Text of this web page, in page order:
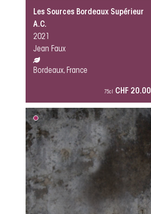
Les Sources Bordeaux Supérieur
A.C.
2021
Jean Faux
Bordeaux, France
75cl CHF 20.00